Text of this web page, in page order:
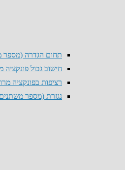
תחום הגדרה (מספר
חישוב גבול
רציפות בפונקציה
נגזרת (מספר